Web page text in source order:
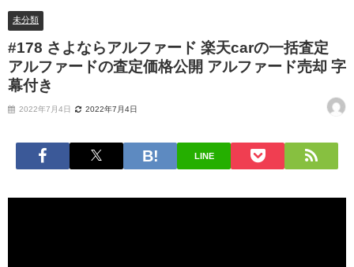
未分類
#178 さよならアルファード 楽天carの一括査定
アルファードの査定価格公開 アルファード売却 字
幕付き
2022年7月4日 2022年7月4日
LINE